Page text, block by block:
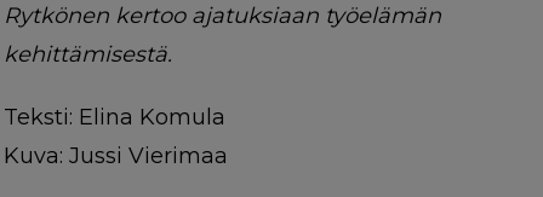
Rytkönen kertoo ajatuksiaan työelämän
kehittämisestä.
Teksti: Elina Komula
Kuva: Jussi Vierimaa